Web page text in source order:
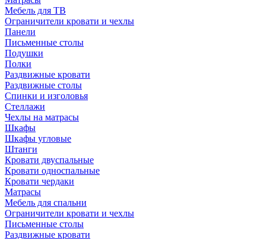
Мебель для ТВ
Ограничители кровати и чехлы
Панели
Письменные столы
Подушки
Полки
Раздвижные кровати
Раздвижные столы
Спинки и изголовья
Стеллажи
Чехлы на матрасы
Шкафы
Шкафы угловые
Штанги
Кровати двуспальные
Кровати односпальные
Кровати чердаки
Матрасы
Мебель для спальни
Ограничители кровати и чехлы
Письменные столы
Раздвижные кровати